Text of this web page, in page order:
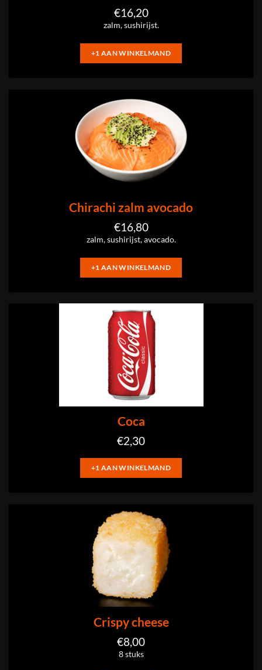
€16,20
zalm, sushirijst.
+1 AAN WINKELMAND
Chirachi zalm avocado
€16,80
zalm, sushirijst, avocado.
+1 AAN WINKELMAND
Coca
€2,30
+1 AAN WINKELMAND
Crispy cheese
€8,00
8 stuks